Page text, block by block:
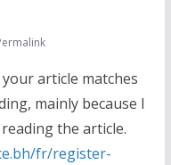
article matches
mainly because I
the article.
fr/register-